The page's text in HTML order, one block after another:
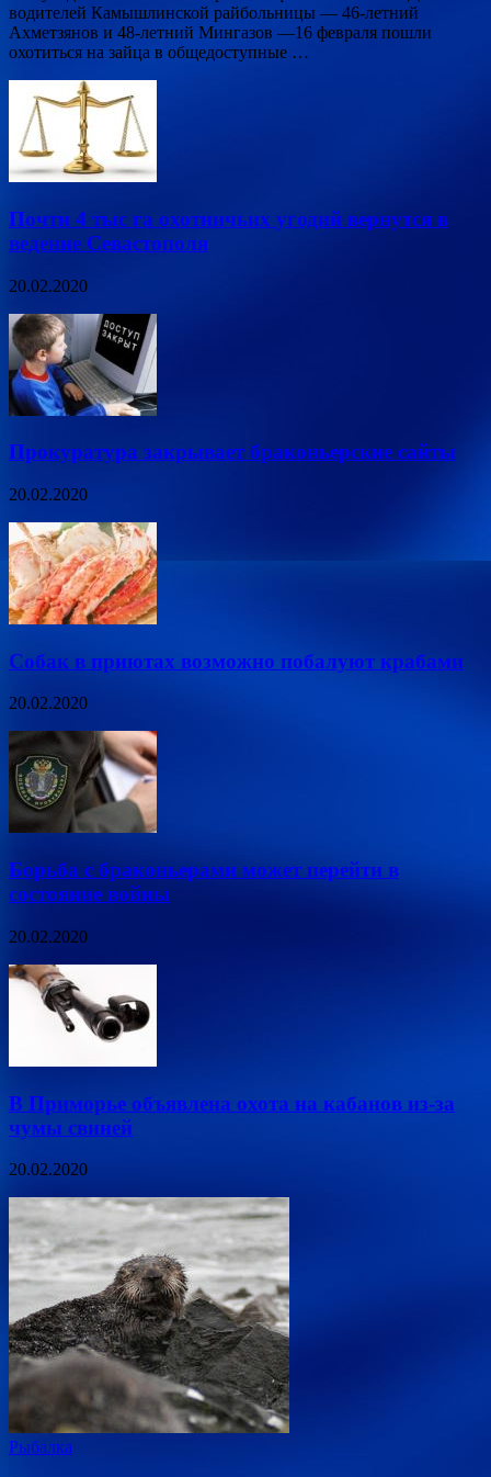
водителей Камышлинской райбольницы — 46-летний
Ахметзянов и 48-летний Мингазов —16 февраля пошли
охотиться на зайца в общедоступные …
Почти 4 тыс га охотничьих угодий вернутся в
ведение Севастополя
20.02.2020
Прокуратура закрывает браконьерские сайты
20.02.2020
Собак в приютах возможно побалуют крабами
20.02.2020
Борьба с браконьерами может перейти в
состояние войны
20.02.2020
В Приморье объявлена охота на кабанов из-за
чумы свиней
20.02.2020
Рыбалка